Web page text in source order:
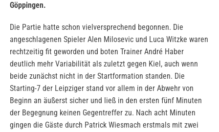
Göppingen.
Die Partie hatte schon vielversprechend begonnen. Die
angeschlagenen Spieler Alen Milosevic und Luca Witzke waren
rechtzeitig fit geworden und boten Trainer André Haber
deutlich mehr Variabilität als zuletzt gegen Kiel, auch wenn
beide zunächst nicht in der Startformation standen. Die
Starting-7 der Leipziger stand vor allem in der Abwehr von
Beginn an äußerst sicher und ließ in den ersten fünf Minuten
der Begegnung keinen Gegentreffer zu. Nach acht Minuten
gingen die Gäste durch Patrick Wiesmach erstmals mit zwei